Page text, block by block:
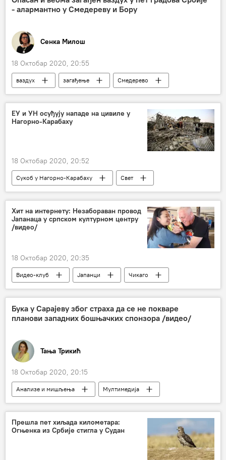
- алармантно у Смедереву и Бору
Сенка Милош
18 Октобар 2020, 20:55
ваздух загађење
Смедерево
Екологија
животна средина
Здравље
Кина
Србија
ЕУ и УН осуђују нападе на цивиле у
Нагорно-Карабаху
18 Октобар 2020, 20:52
Сукоб у Нагорно-Карабаху
Свет
Вести
УН
Хит на интернету: Незабораван провод
Јапанаца у српском културном центру
/видео/
18 Октобар 2020, 20:35
Видео-клуб Јапанци
Чикаго
Чикаго
народњаци
Бука у Сарајеву због страха да се не покваре
планови западних бошњачких спонзора /видео/
Тања Трикић
18 Октобар 2020, 20:15
Анализе и мишљења
Мултимедија
Видео
Дејтонски споразум
Милорад Додик
Бакир Изетбеговић
евроинтеграције
Прешла пет хиљада километара:
Огњенка из Србије стигла у Судан